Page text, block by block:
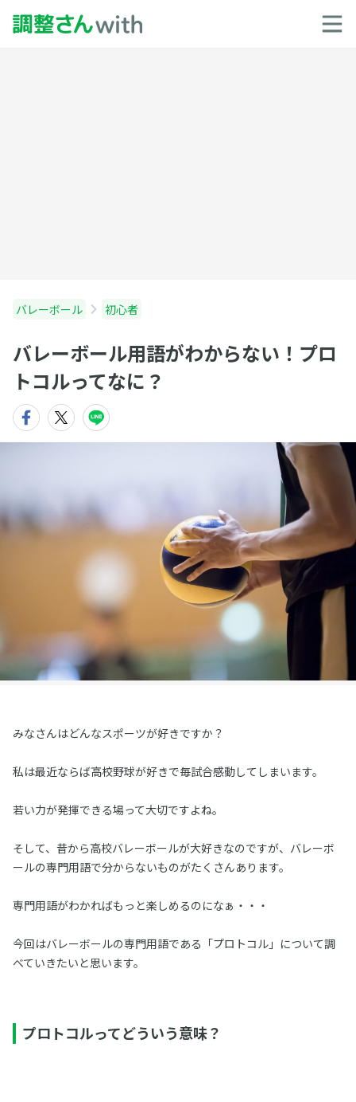
バレーボール 初心者
バレーボール用語がわからない！プロ
トコルってなに？
みなさんはどんなスポーツが好きですか？
私は最近ならば高校野球が好きで毎試合感動してしまいます。
若い力が発揮できる場って大切ですよね。
そして、昔から高校バレーボールが大好きなのですが、バレーボ
ールの専門用語で分からないものがたくさんあります。
専門用語がわかればもっと楽しめるのになぁ・・・
今回はバレーボールの専門用語である「プロトコル」について調
べていきたいと思います。
プロトコルってどういう意味？